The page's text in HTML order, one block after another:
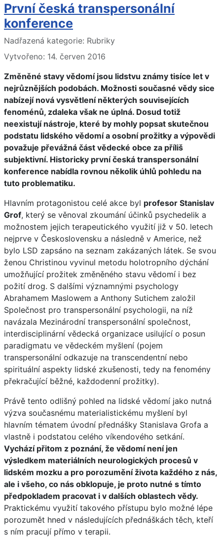
První česká transpersonální
konference
Základní údaje
Nadřazená kategorie: Rubriky
Vytvořeno: 14. červen 2016
Změněné stavy vědomí jsou lidstvu známy tisíce let v
nejrůznějších podobách. Možnosti současné vědy sice
nabízejí nová vysvětlení některých souvisejících
fenoménů, zdaleka však ne úplná. Dosud totiž
neexistují nástroje, které by mohly popsat skutečnou
podstatu lidského vědomí a osobní prožitky a výpovědi
považuje převážná část vědecké obce za příliš
subjektivní. Historicky první česká transpersonální
konference nabídla rovnou několik úhlů pohledu na
tuto problematiku.
Hlavním protagonistou celé akce byl profesor Stanislav
Grof, který se věnoval zkoumání účinků psychedelik a
možnostem jejich terapeutického využití již v 50. letech
nejprve v Československu a následně v Americe, než
bylo LSD zapsáno na seznam zakázaných látek. Se svou
ženou Christinou vyvinul metodu holotropního dýchání
umožňující prožitek změněného stavu vědomí i bez
požití drog. S dalšími významnými psychology
Abrahamem Maslowem a Anthony Sutichem založil
Společnost pro transpersonální psychologii, na níž
navázala Mezinárodní transpersonální společnost,
interdisciplinární vědecká organizace usilující o posun
paradigmatu ve vědeckém myšlení (pojem
transpersonální odkazuje na transcendentní nebo
spirituální aspekty lidské zkušenosti, tedy na fenomény
překračující běžné, každodenní prožitky).
Právě tento odlišný pohled na lidské vědomí jako nutná
výzva současnému materialistickému myšlení byl
hlavním tématem úvodní přednášky Stanislava Grofa a
vlastně i podstatou celého víkendového setkání.
Vychází přitom z poznání, že vědomí není jen
výsledkem materiálních neurologických procesů v
lidském mozku a pro porozumění života každého z nás,
ale i všeho, co nás obklopuje, je proto nutné s tímto
předpokladem pracovat i v dalších oblastech vědy.
Praktickému využití takového přístupu bylo možné lépe
porozumět hned v následujících přednáškách těch, kteří
s ním pracují přímo v terapii.